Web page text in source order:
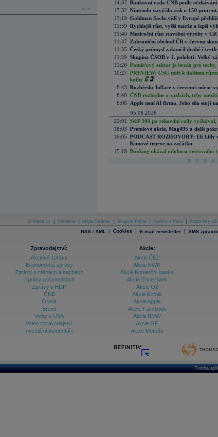
více...
14:37 Bankovní rada ČNB podle
13:32 Nintendo navýšilo zisk o 150
13:19 Goldman Sachs vidí v Evropě
11:59 Rychlejší růst, vyšší marže a lepší
11:40 Meziroční růst stavební výroby v
11:37
Zahraniční obchod ČR v červnu
11:35 Český průmysl zakončil druhé
11:29 Skupina ČSOB v 1. pololetí: Velký
11:26 Paměťový sektor je brzda pro techy,
10:27 PREVIEW: CSG míří k dalšímu
knihy
8:43 Rozbřesk: Inflace v červenci mírně
8:40 ČNB rozhodne o sazbách, trhy
6:08
Apple není AI firma. Jeho síla stojí
05.08.2026
22:01
S&P 500 po rekordní rally vyčkával,
18:03 Prémiové akcie, Mag495 a další
16:05 PODCAST ROZHOVORY: Eli Lilly
Kunové teprve na začátku
15:18 Booking ukázal odolnost cestovního
1 2 3 4
O Patria.cz Reklama Mapa Stránek Skupina Patria Kariéra v Patrii Podmínky
RSS / XML | Cookies | E-mail newsletter | SMS
Zpravodajství:
Akciové zprávy
Ekonomické zprávy
Zprávy o měnách a sazbách
Zprávy o komoditách
Zprávy o HDP
ČNB
Grexit
Brexit
Volby v USA
Video zpravodajství
Investiční komentáře
Akcie:
Akcie ČEZ
Akcie NWR
Akcie Komerční banka
Akcie Erste Bank
Akcie O2
Akcie Kofola
Akcie Apple
Akcie Facebook
Akcie BMW
Akcie GE
Akcie Moneta
Tvorba